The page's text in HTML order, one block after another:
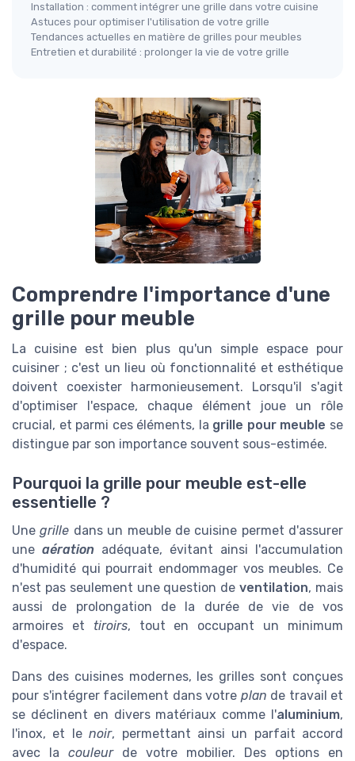
Installation : comment intégrer une grille dans votre cuisine
Astuces pour optimiser l'utilisation de votre grille
Tendances actuelles en matière de grilles pour meubles
Entretien et durabilité : prolonger la vie de votre grille
Comprendre l'importance d'une
grille pour meuble
La cuisine est bien plus qu'un simple espace pour
cuisiner ; c'est un lieu où fonctionnalité et esthétique
doivent coexister harmonieusement. Lorsqu'il s'agit
d'optimiser l'espace, chaque élément joue un rôle
crucial, et parmi ces éléments, la grille pour meuble se
distingue par son importance souvent sous-estimée.
Pourquoi la grille pour meuble est-elle
essentielle ?
Unegrille dans un meuble de cuisine permet d'assurer
une aération adéquate, évitant ainsi l'accumulation
d'humidité qui pourrait endommager vos meubles. Ce
n'est pas seulement une question deventilation, mais
aussi de prolongation de la durée de vie de vos
armoires et tiroirs, tout en occupant un minimum
d'espace.
Dans des cuisines modernes, les grilles sont conçues
pour s'intégrer facilement dans votre plan de travail et
se déclinent en divers matériaux comme l'aluminium,
l'inox, et lenoir, permettant ainsi un parfait accord
avec la couleurde votre mobilier. Des options en